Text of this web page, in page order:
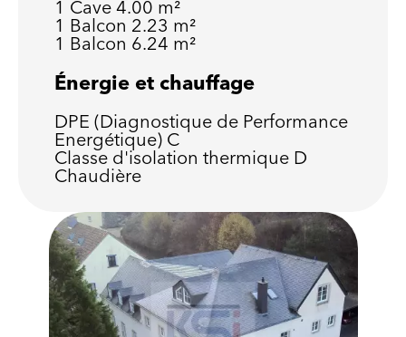
1 Cave 4.00 m²
1 Balcon 2.23 m²
1 Balcon 6.24 m²
Énergie et chauffage
DPE (Diagnostique de Performance
Energétique) C
Classe d'isolation thermique D
Chaudière